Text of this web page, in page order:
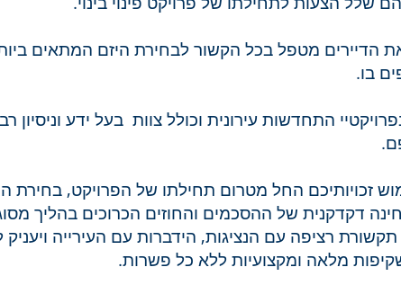
את הדיירים מטפל בכל הקשור לבחירת היזם המתאים
בו.
התחדשות עירונית וכולל צוות בעל ידע וניסיון
זכויותיכם החל מטרום תחילתו של הפרויקט, בחירת
דקדקנית של ההסכמים והחוזים הכרוכים בהליך
רציפה עם הנציגות, הידברות עם העירייה ויעניק
מלאה ומקצועיות ללא כל פשרות.